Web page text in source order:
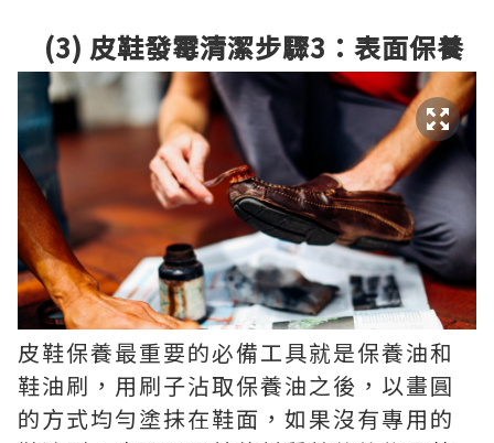
(3) 皮鞋發霉清潔步驟3：表面保養
皮鞋保養最重要的必備工具就是保養油和
鞋油刷，用刷子沾取保養油之後，以畫圓
的方式均勻塗抹在鞋面，如果沒有專用的